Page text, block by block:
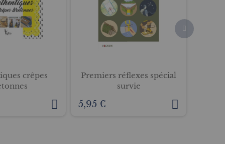
crêpes
Premiers réflexes spécial
survie
5,95 €